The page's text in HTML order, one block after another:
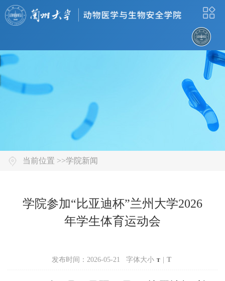
当前位置 >>学院新闻
学院参加“比亚迪杯”兰州大学2026
年学生体育运动会
发布时间：2026-05-21 字体大小 T T